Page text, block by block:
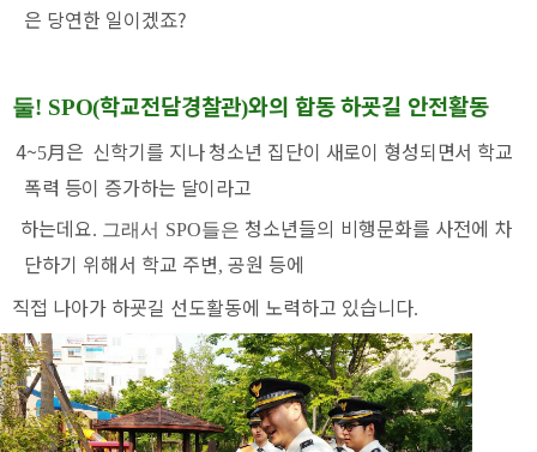
은 당연한 일이겠죠?
둘! SPO(학교전담경찰관)와의 합동 하굣길 안전활동
5月은 신학기를 지나 청소년 집단이 새로이 형성되면서 학교
폭력 등이 증가하는 달이라고
하는데요. 그래서 SPO들은 청소년들의 비행문화를 사전에 차
단하기 위해서 학교 주변, 공원 등에
나아가 하굣길 선도활동에 노력하고 있습니다.